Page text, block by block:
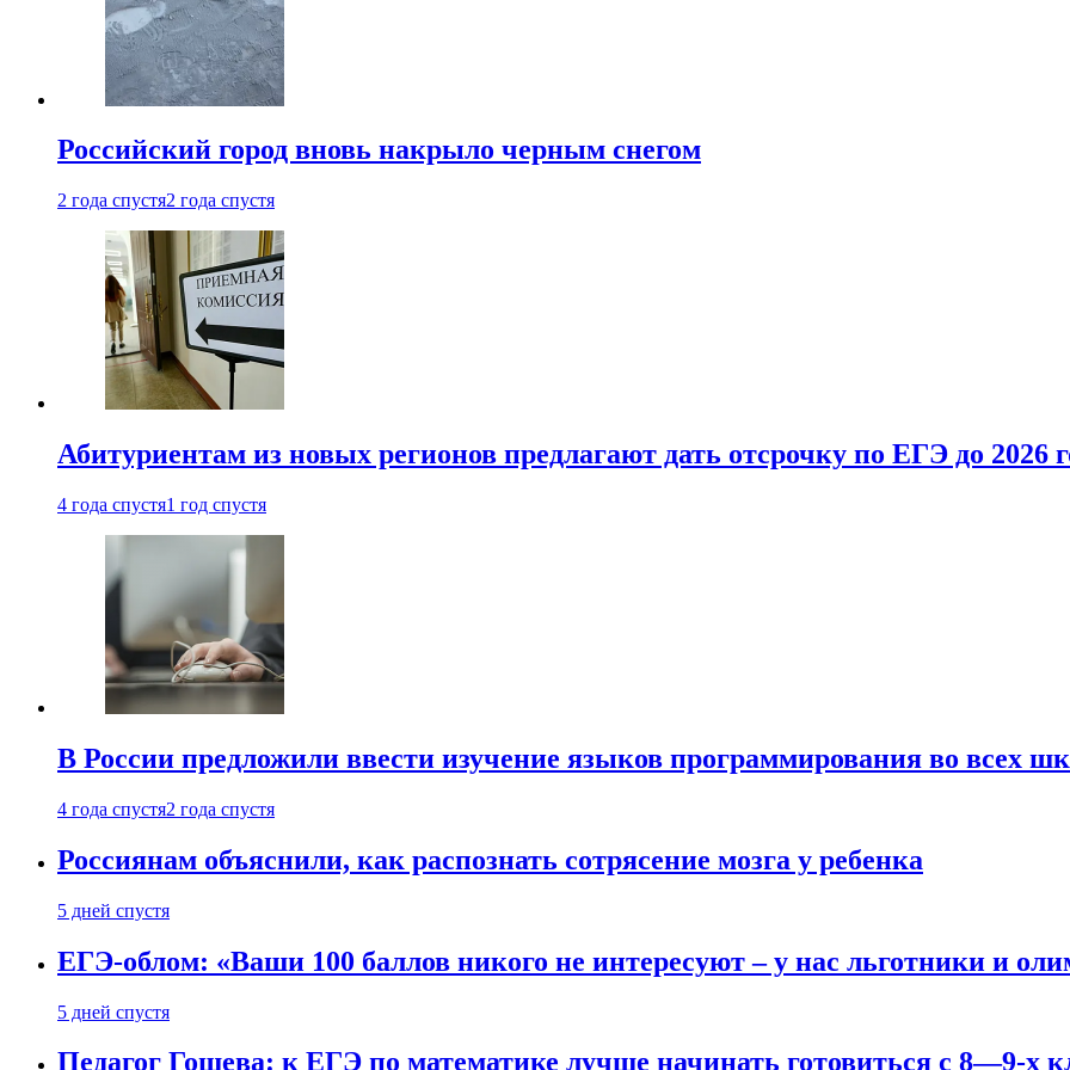
Российский город вновь накрыло черным снегом
2 года спустя2 года спустя
Абитуриентам из новых регионов предлагают дать отсрочку по ЕГЭ до 2026
4 года спустя1 год спустя
В России предложили ввести изучение языков программирования во всех
4 года спустя2 года спустя
Россиянам объяснили, как распознать сотрясение мозга у ребенка
5 дней спустя
ЕГЭ-облом: «Ваши 100 баллов никого не интересуют – у нас льготники и
5 дней спустя
Педагог Гошева: к ЕГЭ по математике лучше начинать готовиться с 8—9-х